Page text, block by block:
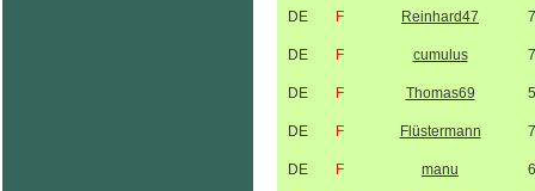
DE F Reinhard47
DE F cumulus
DE F Thomas69
DE F Flüstermann
DE F manu